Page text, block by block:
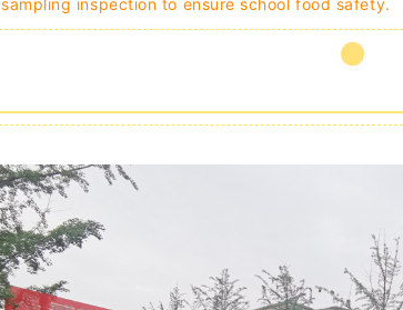
sampling inspection to ensure school food